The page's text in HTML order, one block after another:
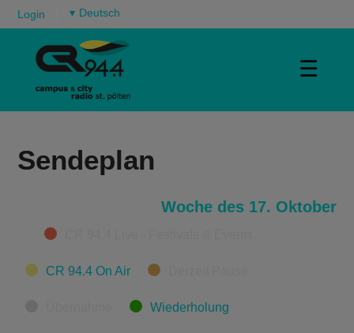
Login ▾
☰
Sendeplan
Woche des 17. Oktober
Categories
CR 94.4 On Air
Wiederholung